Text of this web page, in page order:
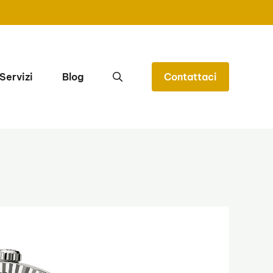
Servizi Blog Contattaci